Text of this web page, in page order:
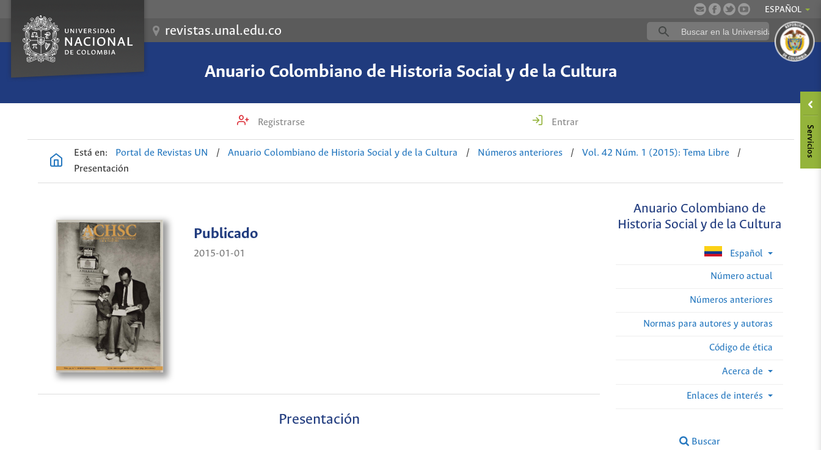
ESPAÑOL
revistas.unal.edu.co
Anuario Colombiano de Historia Social y de la Cultura
Registrarse Entrar
Está en: Portal de Revistas UN / Anuario Colombiano de Historia Social y de la Cultura / Números anteriores / Vol. 42 Núm. 1 (2015): Tema Libre
/
Presentación
Anuario Colombiano de
Historia Social y de la Cultura
Español
Número actual
Números anteriores
Normas para autores y autoras
Código de ética
Acerca de
Enlaces de interés
Buscar
Publicado
2015-01-01
Presentación